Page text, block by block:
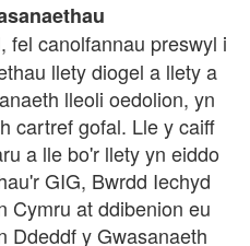
, fel canolfannau preswyl i
llety diogel a llety a
lleoli oedolion, yn
cartref gofal. Lle y caiff
a lle bo'r llety yn eiddo
GIG, Bwrdd Iechyd
Cymru at ddibenion eu
Ddeddf y Gwasanaeth